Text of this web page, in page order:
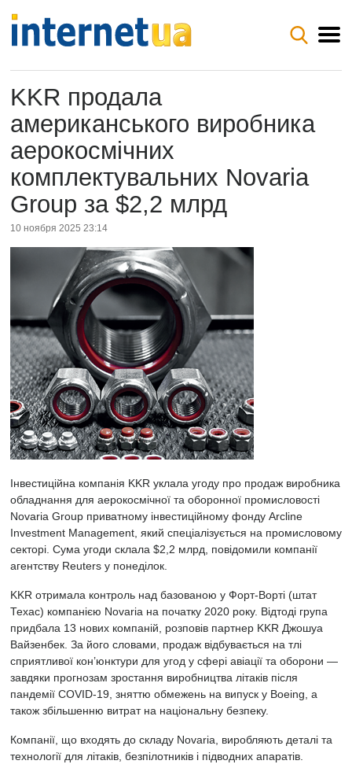
KKR продала
американського виробника
аерокосмічних
комплектувальних Novaria
Group за $2,2 млрд
10 ноября 2025 23:14
Інвестиційна компанія KKR уклала угоду про продаж виробника
обладнання для аерокосмічної та оборонної промисловості
Novaria Group приватному інвестиційному фонду Arcline
Investment Management, який спеціалізується на промисловому
секторі. Сума угоди склала $2,2 млрд, повідомили компанії
агентству Reuters у понеділок.
KKR отримала контроль над базованою у Форт-Ворті (штат
Техас) компанією Novaria на початку 2020 року. Відтоді група
придбала 13 нових компаній, розповів партнер KKR Джошуа
Вайзенбек. За його словами, продаж відбувається на тлі
сприятливої кон’юнктури для угод у сфері авіації та оборони —
завдяки прогнозам зростання виробництва літаків після
пандемії COVID-19, зняттю обмежень на випуск у Boeing, а
також збільшенню витрат на національну безпеку.
Компанії, що входять до складу Novaria, виробляють деталі та
технології для літаків, безпілотників і підводних апаратів.